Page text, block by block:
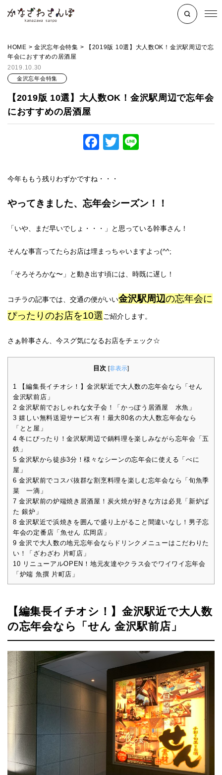
HOME > 金沢忘年会特集 >
【2019版 10選】大人数OK！金沢駅周辺で忘
年会におすすめの居酒屋
2019.10.30
金沢忘年会特集
【2019版 10選】大人数OK！金沢駅周辺で忘年会
におすすめの居酒屋
Facebook
Twitter
今年ももう残りわずかですね・・・
やってきました、忘年会シーズン！！
「いや、まだ早いでしょ・・・」と思っている幹事さん！
そんな事言ってたらお店は埋まっちゃいますよっ(^^;
「そろそろかな〜」と動き出す頃には、時既に遅し！
コチラの記事では、交通の便がいい金沢駅周辺の忘年会に
ぴったりのお店を10選ご紹介します。
さぁ幹事さん、今スグ気になるお店をチェック☆
目次 [非表示]
1
【編集長イチオシ！】金沢駅近で大人数の忘年会なら「せん
金沢駅前店」
2 金沢駅前でおしゃれな女子会！「かっぽう居酒屋 水魚」
3 嬉しい無料送迎サービス有！最大80名の大人数忘年会なら
「とと屋」
4 冬にぴったり！金沢駅周辺で鍋料理を楽しみながら忘年会「五
鉄」
5 金沢駅から徒歩3分！様々なシーンの忘年会に使える「べに
屋」
6 金沢駅前でコスパ抜群な割烹料理を楽しむ忘年会なら「旬魚季
菜 一滴」
7 金沢駅前の炉端焼き居酒屋！炭火焼が好きな方は必見「新炉ば
た 銀炉」
8 金沢駅近で浜焼きを囲んで盛り上がること間違いなし！男子忘
年会の定番店「魚せん 広岡店」
9 金沢で大人数の地元忘年会ならドリンクメニューはこだわりた
い！「ざわざわ 片町店」
10 リニューアルOPEN！地元友達やクラス会でワイワイ忘年会
「炉端 魚撰 片町店」
【編集長イチオシ！】金沢駅近で大人数
の忘年会なら「せん 金沢駅前店」